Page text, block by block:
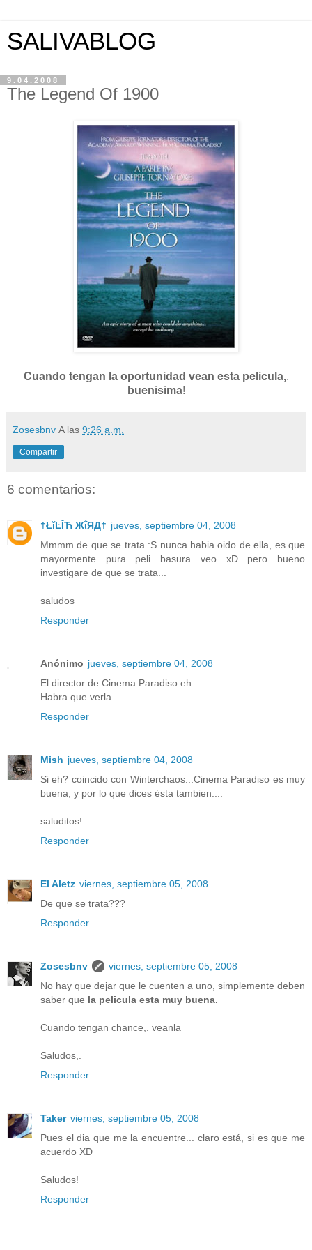
SALIVABLOG
9.04.2008
The Legend Of 1900
Cuando tengan la oportunidad vean esta pelicula,.
buenisima!
Zosesbnv A las 9:26 a.m.
Compartir
6 comentarios:
†ŁĭĿĬЋ ЖΐЯД† jueves, septiembre 04, 2008
Mmmm de que se trata :S nunca habia oido de ella, es que
mayormente pura peli basura veo xD pero bueno
investigare de que se trata...
saludos
Responder
Anónimo jueves, septiembre 04, 2008
El director de Cinema Paradiso eh...
Habra que verla...
Responder
Mish jueves, septiembre 04, 2008
Si eh? coincido con Winterchaos...Cinema Paradiso es muy
buena, y por lo que dices ésta tambien....
saluditos!
Responder
El Aletz viernes, septiembre 05, 2008
De que se trata???
Responder
Zosesbnv
viernes, septiembre 05, 2008
No hay que dejar que le cuenten a uno, simplemente deben
saber que la pelicula esta muy buena.
Cuando tengan chance,. veanla
Saludos,.
Responder
Taker viernes, septiembre 05, 2008
Pues el dia que me la encuentre... claro está, si es que me
acuerdo XD
Saludos!
Responder